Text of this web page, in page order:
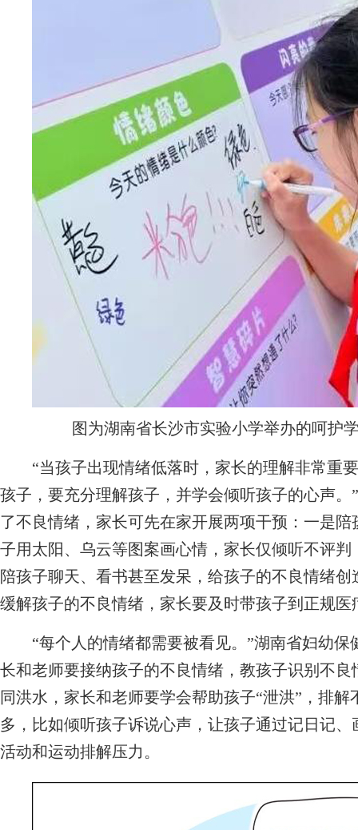
图为湖南省长沙市实验小学举办的呵护
“当孩子出现情绪低落时，家长的理解非常重
孩子，要充分理解孩子，并学会倾听孩子的心声
了不良情绪，家长可先在家开展两项干预：一是
子用太阳、乌云等图案画心情，家长仅倾听不评
陪孩子聊天、看书甚至发呆，给孩子的不良情绪
缓解孩子的不良情绪，家长要及时带孩子到正规医
“每个人的情绪都需要被看见。”湖南省妇幼保
长和老师要接纳孩子的不良情绪，教孩子识别不
同洪水，家长和老师要学会帮助孩子“泄洪”，排
多，比如倾听孩子诉说心声，让孩子通过记日记
活动和运动排解压力。